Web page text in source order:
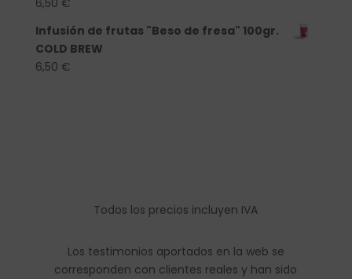
6,50 €
Infusión de frutas "Beso de fresa" 100gr.
COLD BREW
6,50 €
Todos los precios incluyen IVA
Los testimonios aportados en la web se
corresponden con clientes reales y han sido